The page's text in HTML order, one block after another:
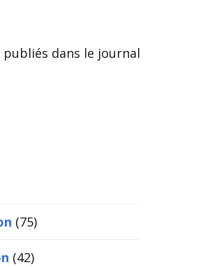
publiés dans le journal
(75)
(42)